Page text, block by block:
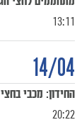
13:11
14/04
20:22
החידון: מכבי